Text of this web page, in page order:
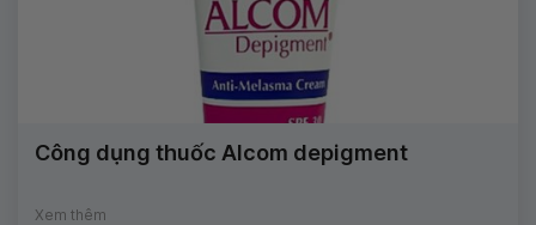
Công dụng thuốc Alcom depigment
Xem thêm